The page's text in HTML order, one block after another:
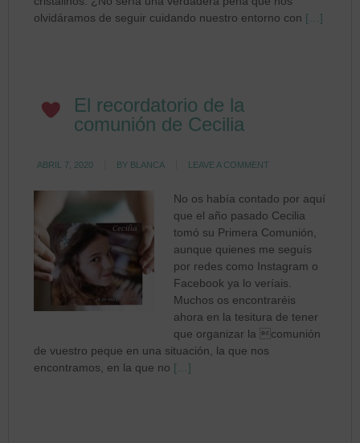
olvidáramos de seguir cuidando nuestro entorno con […]
El recordatorio de la
comunión de Cecilia
ABRIL 7, 2020 BY BLANCA LEAVE A COMMENT
No os había contado por aquí
que el año pasado Cecilia
tomó su Primera Comunión,
aunque quienes me seguís
por redes como Instagram o
Facebook ya lo veríais.
Muchos os encontraréis
ahora en la tesitura de tener
que organizar la comunión
de vuestro peque en una situación, la que nos
encontramos, en la que no […]